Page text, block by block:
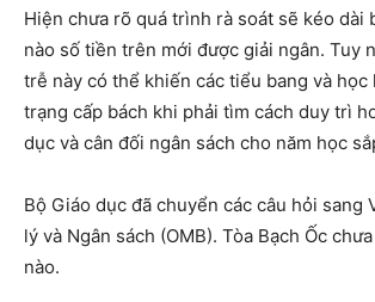
Hiện chưa rõ quá trình rà soát sẽ kéo dài
nào số tiền trên mới được giải ngân. Tuy
trễ này có thể khiến các tiểu bang và học
trạng cấp bách khi phải tìm cách duy trì
dục và cân đối ngân sách cho năm học
Bộ Giáo dục đã chuyển các câu hỏi sang
lý và Ngân sách (OMB). Tòa Bạch Ốc
nào.